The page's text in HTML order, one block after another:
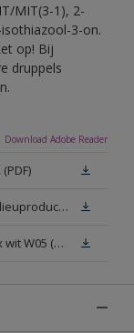
MIT(3-1), 2-
3-on.
op! Bij
druppels
Download Adobe Reader
Sikkens Interior Wallpaints - EPD of Milieuproductverklaring
Veiligheidsinformatieblad Alpha Isolux wit W05 (SDS)